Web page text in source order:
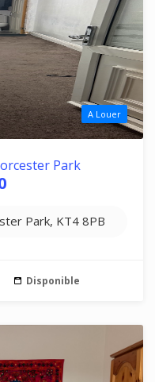
A Louer
Park
Park, KT4 8PB
Disponible